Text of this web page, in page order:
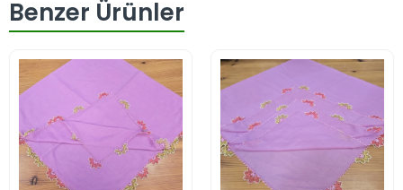
Benzer Ürünler